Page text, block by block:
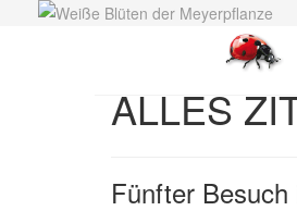
ALLES
Fünfter